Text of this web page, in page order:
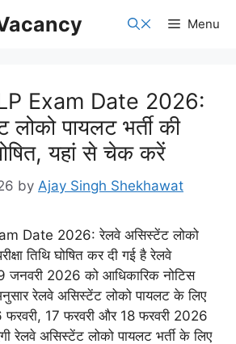
Menu
Exam Date 2026:
पायलट भर्ती की
घोषित, यहां से चेक करें
by Ajay Singh Shekhawat
Date 2026: रेलवे असिस्टेंट लोको
तिथि घोषित कर दी गई है रेलवे
जनवरी 2026 को आधिकारिक नोटिस
रेलवे असिस्टेंट लोको पायलट के लिए
फरवरी, 17 फरवरी और 18 फरवरी 2026
रेलवे असिस्टेंट लोको पायलट भर्ती के लिए